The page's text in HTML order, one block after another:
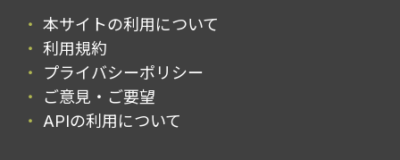
本サイトの利用について
利用規約
プライバシーポリシー
ご意見・ご要望
APIの利用について